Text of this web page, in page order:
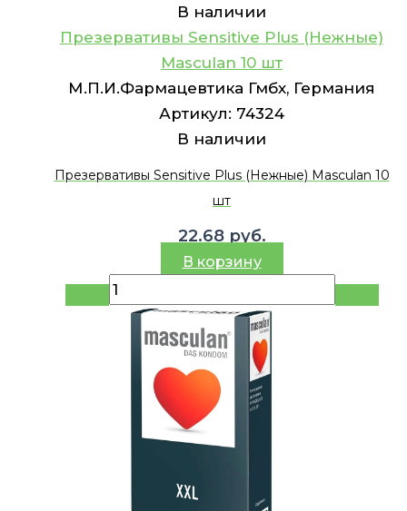
В наличии
Презервативы Sensitive Plus (Нежные)
Masculan 10 шт
М.П.И.Фармацевтика Гмбх, Германия
Артикул: 74324
В наличии
Презервативы Sensitive Plus (Нежные) Masculan 10
шт
22.68 руб.
В корзину